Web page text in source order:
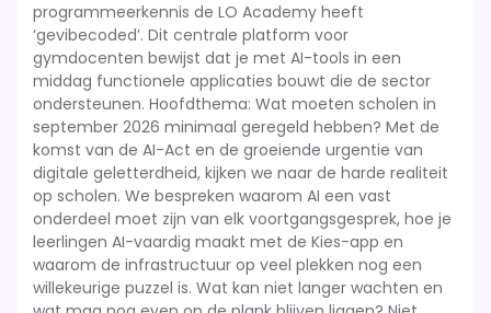
programmeerkennis de LO Academy heeft
‘gevibecoded’. Dit centrale platform voor
gymdocenten bewijst dat je met AI-tools in een
middag functionele applicaties bouwt die de sector
ondersteunen. Hoofdthema: Wat moeten scholen in
september 2026 minimaal geregeld hebben? Met de
komst van de AI-Act en de groeiende urgentie van
digitale geletterdheid, kijken we naar de harde realiteit
op scholen. We bespreken waarom AI een vast
onderdeel moet zijn van elk voortgangsgesprek, hoe je
leerlingen AI-vaardig maakt met de Kies-app en
waarom de infrastructuur op veel plekken nog een
willekeurige puzzel is. Wat kan niet langer wachten en